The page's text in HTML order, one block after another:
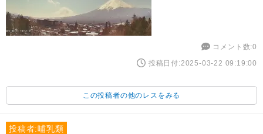
コメント数:0
投稿日付:2025-03-22 09:19:00
この投稿者の他のレスをみる
投稿者:哺乳類